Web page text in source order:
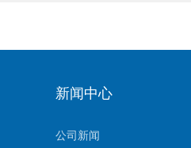
新闻中心
公司新闻